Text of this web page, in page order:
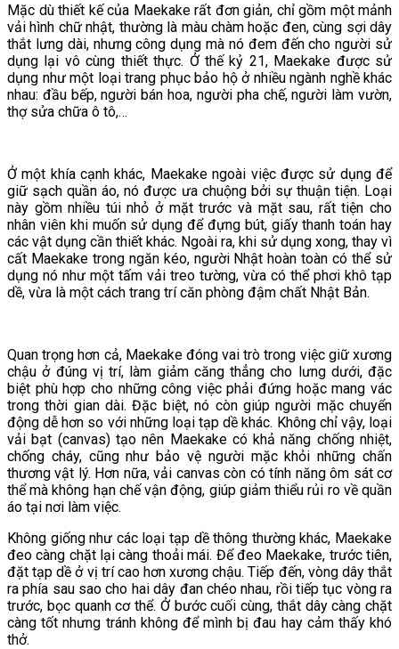
Mặc dù thiết kế của Maekake rất đơn giản, chỉ gồm một mảnh
vải hình chữ nhật, thường là màu chàm hoặc đen, cùng sợi dây
thắt lưng dài, nhưng công dụng mà nó đem đến cho người sử
dụng lại vô cùng thiết thực. Ở thế kỷ 21, Maekake được sử
dụng như một loại trang phục bảo hộ ở nhiều ngành nghề khác
nhau: đầu bếp, người bán hoa, người pha chế, người làm vườn,
thợ sửa chữa ô tô,…
Ở một khía cạnh khác, Maekake ngoài việc được sử dụng để
giữ sạch quần áo, nó được ưa chuộng bởi sự thuận tiện. Loại
này gồm nhiều túi nhỏ ở mặt trước và mặt sau, rất tiện cho
nhân viên khi muốn sử dụng để đựng bút, giấy thanh toán hay
các vật dụng cần thiết khác. Ngoài ra, khi sử dụng xong, thay vì
cất Maekake trong ngăn kéo, người Nhật hoàn toàn có thể sử
dụng nó như một tấm vải treo tường, vừa có thể phơi khô tạp
dề, vừa là một cách trang trí căn phòng đậm chất Nhật Bản.
Quan trọng hơn cả, Maekake đóng vai trò trong việc giữ xương
chậu ở đúng vị trí, làm giảm căng thẳng cho lưng dưới, đặc
biệt phù hợp cho những công việc phải đứng hoặc mang vác
trong thời gian dài. Đặc biệt, nó còn giúp người mặc chuyển
động dễ hơn so với những loại tạp dề khác. Không chỉ vậy, loại
vải bạt (canvas) tạo nên Maekake có khả năng chống nhiệt,
chống cháy, cũng như bảo vệ người mặc khỏi những chấn
thương vật lý. Hơn nữa, vải canvas còn có tính năng ôm sát cơ
thể mà không hạn chế vận động, giúp giảm thiểu rủi ro về quần
áo tại nơi làm việc.
Không giống như các loại tạp dề thông thường khác, Maekake
đeo càng chặt lại càng thoải mái. Để đeo Maekake, trước tiên,
đặt tạp dề ở vị trí cao hơn xương chậu. Tiếp đến, vòng dây thắt
ra phía sau sao cho hai dây đan chéo nhau, rồi tiếp tục vòng ra
trước, bọc quanh cơ thể. Ở bước cuối cùng, thắt dây càng chặt
càng tốt nhưng tránh không để mình bị đau hay cảm thấy khó
thở.